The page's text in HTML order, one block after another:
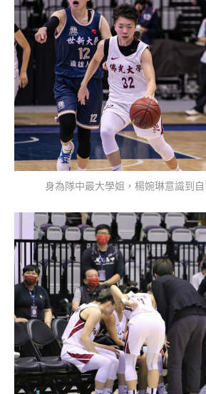
身為隊中最大學姐，楊婉琳意識到自